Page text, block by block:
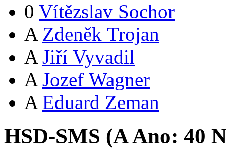
0 Vítězslav Sochor
A Zdeněk Trojan
A Jiří Vyvadil
A Jozef Wagner
A Eduard Zeman
HSD-SMS (AAno: 40